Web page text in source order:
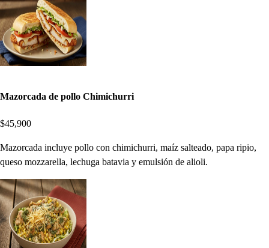
Mazorcada de pollo Chimichurri
$45,900
Mazorcada incluye pollo con chimichurri, maíz salteado, papa ripio,
queso mozzarella, lechuga batavia y emulsión de alioli.